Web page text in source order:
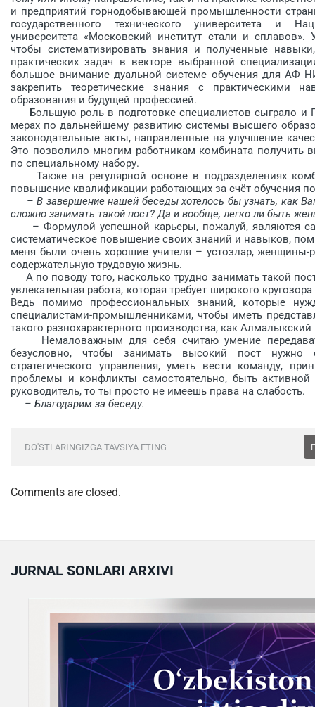
и предприятий горнодобывающей промышленности
государственного технического университета и
университета «Московский институт стали и
чтобы систематизировать знания и полученные
практических задач в векторе выбранной
большое внимание дуальной системе обучения для АФ
закрепить теоретические знания с практическими
образования и будущей профессией.
Большую роль в подготовке специалистов сыграло и
мерах по дальнейшему развитию системы высшего
законодательные акты, направленные на улучшение
Это позволило многим работникам комбината получить
по специальному набору.
Также на регулярной основе в подразделениях
повышение квалификации работающих за счёт обучения
– В завершение нашей беседы хотелось бы узнать, как
сложно занимать такой пост? Да и вообще, легко ли быть
– Формулой успешной карьеры, пожалуй, являются
систематическое повышение своих знаний и навыков,
меня были очень хорошие учителя – устозлар,
содержательную трудовую жизнь.
А по поводу того, насколько трудно занимать такой
увлекательная работа, которая требует широкого
Ведь помимо профессиональных знаний, которые
специалистами-промышленниками, чтобы иметь
такого разнохарактерного производства, как
Немаловажным для себя считаю умение
безусловно, чтобы занимать высокий пост нужно
стратегического управления, уметь вести команду,
проблемы и конфликты самостоятельно, быть
руководитель, то ты прос­то не имеешь права на слабость.
– Благодарим за беседу.
DO'STLARINGIZGA TAVSIYA ETING
Comments are closed.
JURNAL SONLARI ARXIVI